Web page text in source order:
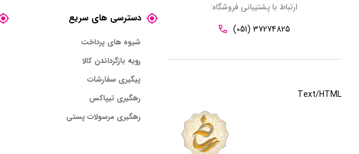
ارتباط با پشتیبانی فروشگاه:
(051) 37274825
Text/HTML
دسترسی های سریع
شیوه های پرداخت
رویه بازگرداندن کالا
پیگیری سفارشات
رهگیری تیپاکس
رهگیری مرسولات پستی